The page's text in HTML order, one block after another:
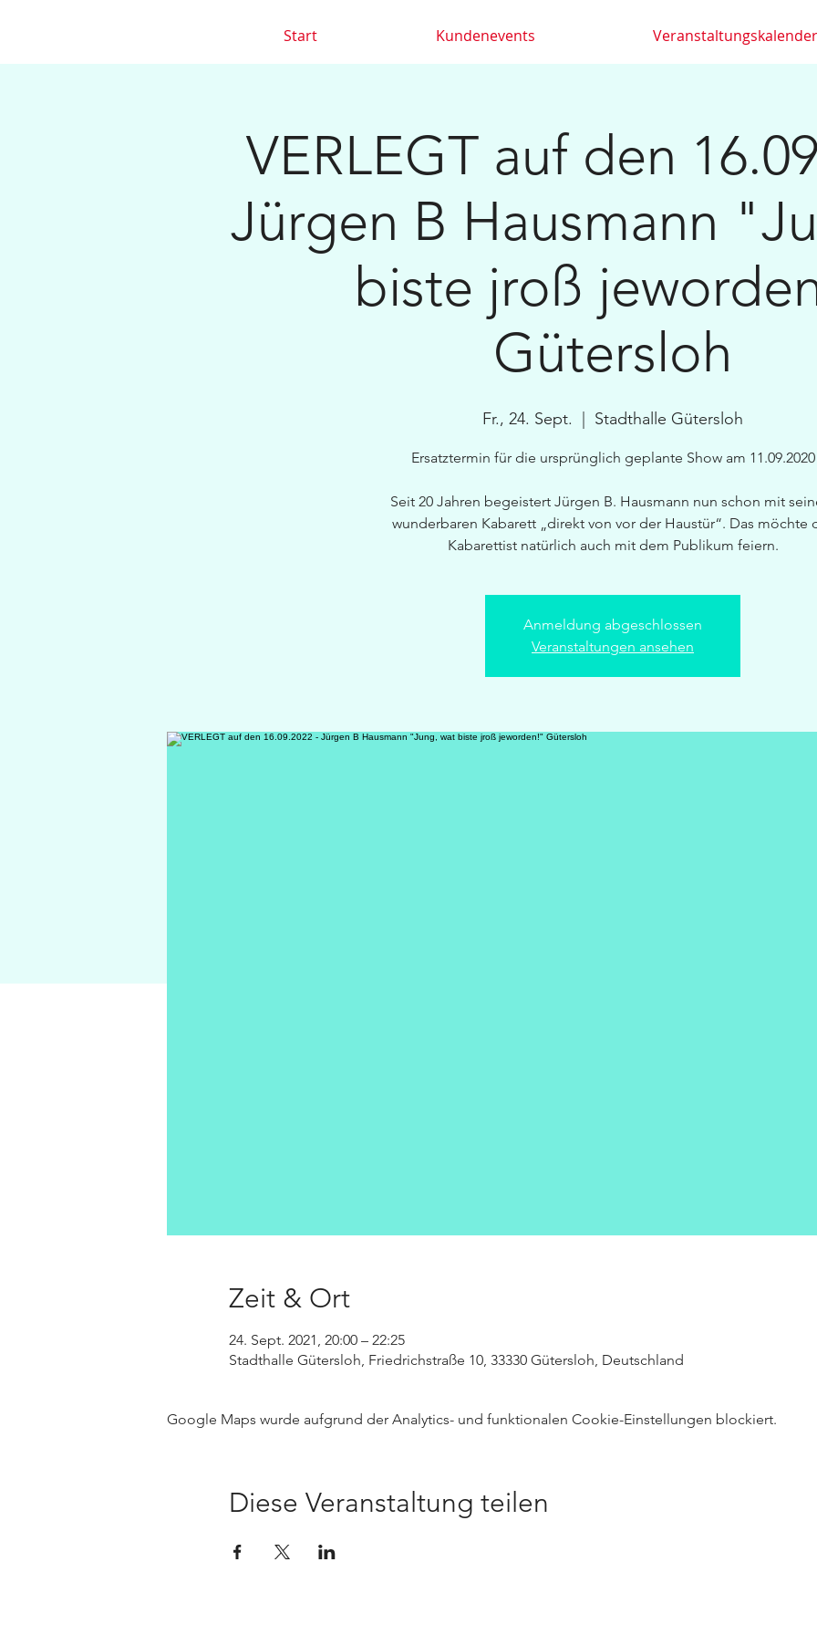
Start Kundenevents Veranstaltungskalender
VERLEGT auf den
Jürgen B Hausmann
biste jroß
Gütersloh
Fr., 24. Sept. Stadthalle Gütersloh
Ersatztermin für die ursprünglich geplante Show am 11.09.2020
Seit 20 Jahren begeistert Jürgen B. Hausmann nun schon mit
wunderbaren Kabarett „direkt von vor der Haustür“. Das möchte
Kabarettist natürlich auch mit dem Publikum feiern.
Anmeldung abgeschlossen
Veranstaltungen ansehen
Zeit & Ort
24. Sept. 2021, 20:00 – 22:25
Stadthalle Gütersloh, Friedrichstraße 10, 33330 Gütersloh, Deutschland
Google Maps wurde aufgrund der Analytics- und funktionalen Cookie-Einstellungen blockiert.
Diese Veranstaltung teilen